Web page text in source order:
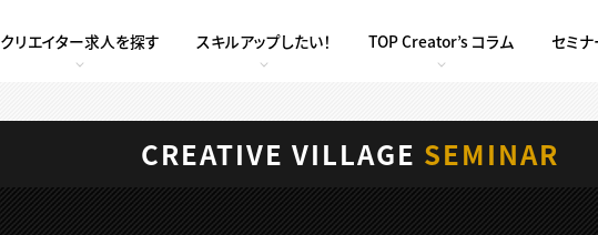
クリエイター求人を探す スキルアップしたい！ TOP Creator’s コラム セミ
CREATIVE VILLAGE SEMINAR